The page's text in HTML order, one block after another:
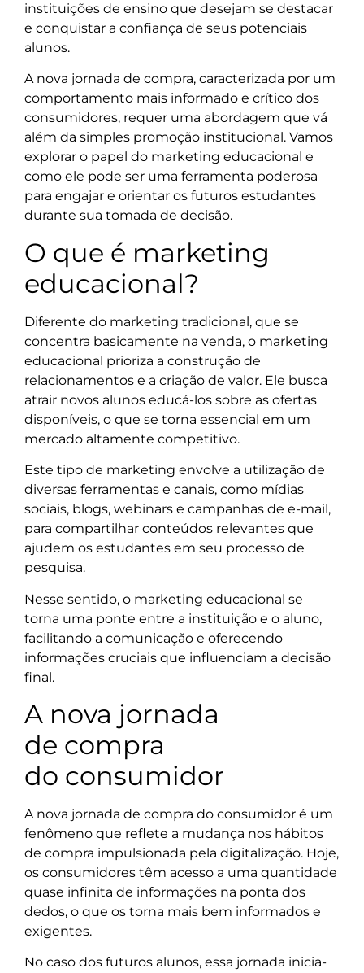
instituições de ensino que desejam se destacar
e conquistar a confiança de seus potenciais
alunos.
A nova jornada de compra, caracterizada por um
comportamento mais informado e crítico dos
consumidores, requer uma abordagem que vá
além da simples promoção institucional. Vamos
explorar o papel do marketing educacional e
como ele pode ser uma ferramenta poderosa
para engajar e orientar os futuros estudantes
durante sua tomada de decisão.
O que é marketing
educacional?
Diferente do marketing tradicional, que se
concentra basicamente na venda, o marketing
educacional prioriza a construção de
relacionamentos e a criação de valor. Ele busca
atrair novos alunos educá-los sobre as ofertas
disponíveis, o que se torna essencial em um
mercado altamente competitivo.
Este tipo de marketing envolve a utilização de
diversas ferramentas e canais, como mídias
sociais, blogs, webinars e campanhas de e-mail,
para compartilhar conteúdos relevantes que
ajudem os estudantes em seu processo de
pesquisa.
Nesse sentido, o marketing educacional se
torna uma ponte entre a instituição e o aluno,
facilitando a comunicação e oferecendo
informações cruciais que influenciam a decisão
final.
A nova jornada
de compra
do consumidor
A nova jornada de compra do consumidor é um
fenômeno que reflete a mudança nos hábitos
de compra impulsionada pela digitalização. Hoje,
os consumidores têm acesso a uma quantidade
quase infinita de informações na ponta dos
dedos, o que os torna mais bem informados e
exigentes.
No caso dos futuros alunos, essa jornada inicia-